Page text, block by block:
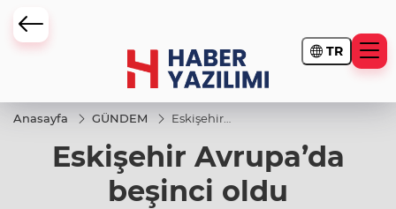
TR
Anasayfa GÜNDEM
Eskişehir
beşinci
oldu
Eskişehir Avrupa’da
beşinci oldu